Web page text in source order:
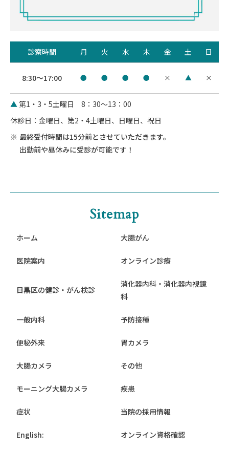
診察時間 月 火 水 木 金 土 日
8:30～17:00 ● ● ● ● × ▲ ×
▲ 第1・3・5土曜日 8：30～13：00
休診日：金曜日、第2・4土曜日、日曜日、祝日
最終受付時間は15分前とさせていただきます。
出勤前や昼休みに受診が可能です！
Sitemap
ホーム 大腸がん
医院案内 オンライン診療
目黒区の健診・がん検診
消化器内科・消化器内視鏡
科
一般内科 予防接種
便秘外来 胃カメラ
大腸カメラ その他
モーニング大腸カメラ 疾患
症状 当院の採用情報
English: オンライン資格確認